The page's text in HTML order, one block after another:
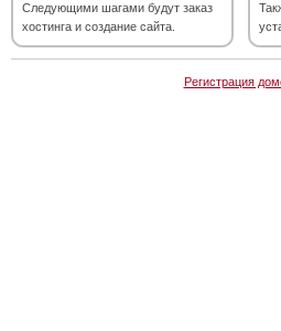
Следующими шагами будут заказ
хостинга и создание сайта.
Регистрация